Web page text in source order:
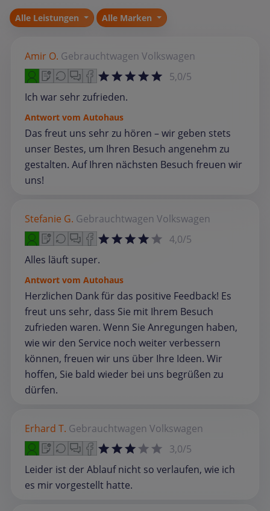
Alle Leistungen Alle Marken
Amir O. Gebrauchtwagen Volkswagen
5,0/5
Ich war sehr zufrieden.
Antwort vom Autohaus
Das freut uns sehr zu hören – wir geben stets
unser Bestes, um Ihren Besuch angenehm zu
gestalten. Auf Ihren nächsten Besuch freuen wir
uns!
Stefanie G. Gebrauchtwagen Volkswagen
4,0/5
Alles läuft super.
Antwort vom Autohaus
Herzlichen Dank für das positive Feedback! Es
freut uns sehr, dass Sie mit Ihrem Besuch
zufrieden waren. Wenn Sie Anregungen haben,
wie wir den Service noch weiter verbessern
können, freuen wir uns über Ihre Ideen. Wir
hoffen, Sie bald wieder bei uns begrüßen zu
dürfen.
Erhard T. Gebrauchtwagen Volkswagen
3,0/5
Leider ist der Ablauf nicht so verlaufen, wie ich
es mir vorgestellt hatte.